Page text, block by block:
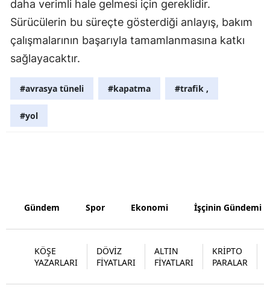
Samsun
Tunceli
Uşak
Van
daha verimli hale gelmesi için gereklidir.
Sürücülerin bu süreçte gösterdiği anlayış, bakım
çalışmalarının başarıyla tamamlanmasına katkı
sağlayacaktır.
#avrasya tüneli #kapatma #trafik ,
#yol
Gündem Spor Ekonomi İşçinin Gündemi
KÖŞE
YAZARLARI
DÖVİZ
FİYATLARI
ALTIN
FİYATLARI
KRİPTO
PARALAR